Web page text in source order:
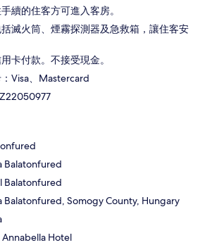
續的住客方可進入客房。
滅火筒、煙霧探測器及急救箱，讓住客安
卡付款。不接受現金。
Visa、Mastercard
Balatonfured
Balatonfured
Balatonfured, Somogy County, Hungary
Hotel